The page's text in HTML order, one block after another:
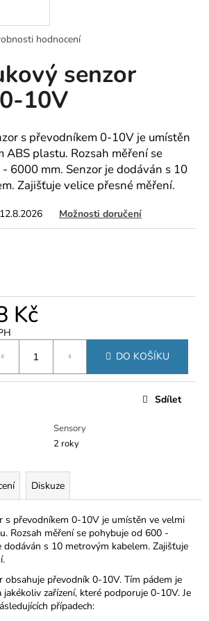
hodnocení
senzor
10V
s převodníkem 0-10V je umístěn
ABS plastu. Rozsah měření se
6000 mm. Senzor je dodáván s 10
Zajišťuje velice přesné měření.
12.8.2026 Možnosti doručení
Kč
DO KOŠÍKU
Sensory
2 roky
Sdílet
Diskuze
s převodníkem 0-10V je umístěn ve velmi
Rozsah měření se pohybuje od 600 -
dodáván s 10 metrovým kabelem. Zajišťuje
obsahuje převodník 0-10V. Tím pádem je
zařízení, které podporuje 0-10V. Je
případech: